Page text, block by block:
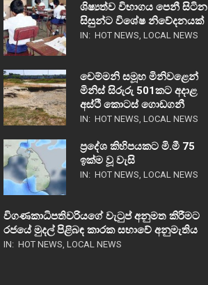
ශිෂ්‍යත්ව විභාගය පෙනී සිටින
සිසුන්ට විශේෂ නිවේදනයක්
IN: HOT NEWS, LOCAL NEWS
චෙම්මනි සමූහ මිනිවළෙන්
මිනිස් සිරුරු 501කට අදාළ
අස්ථි කොටස් ගොඩගනී
IN: HOT NEWS, LOCAL NEWS
ප්‍රදේශ කිහිපයකට මි.මී 75
ඉක්ම වූ වැසි
IN: HOT NEWS, LOCAL NEWS
විගණකාධිපතිවරියගේ වැටුප් අනුමත කිරීමට
රජයේ මුදල් පිළිබඳ කාරක සභාවේ අනුමැතිය
IN: HOT NEWS, LOCAL NEWS